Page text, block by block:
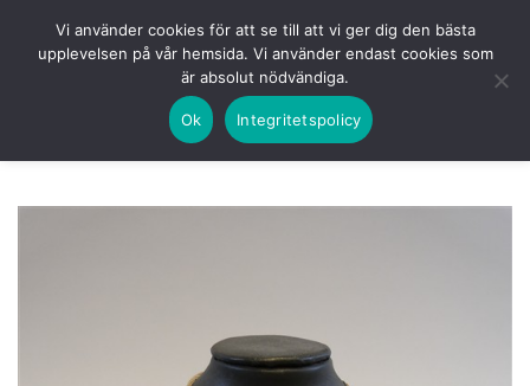
KOMMANDE LOGGA IN
Vi använder cookies för att se till att vi ger dig den bästa
upplevelsen på vår hemsida. Vi använder endast cookies som
är absolut nödvändiga.
Ok Integritetspolicy